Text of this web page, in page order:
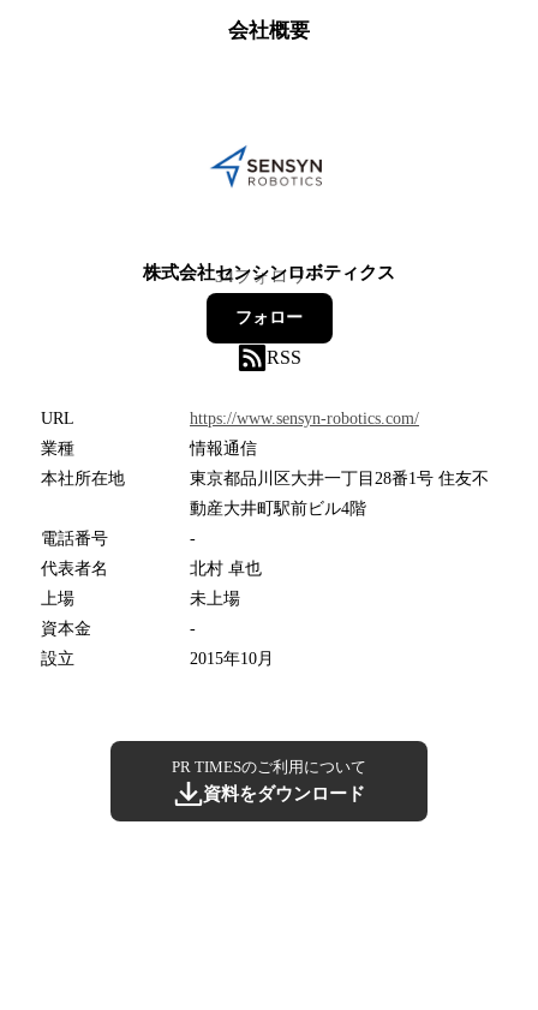
会社概要
株式会社センシンロボティクス
34フォロワー
フォロー
RSS
URL
https://www.sensyn-robotics.com/
業種
情報通信
本社所在地
東京都品川区大井一丁目28番1号 住友不
動産大井町駅前ビル4階
電話番号
-
代表者名
北村 卓也
上場
未上場
資本金
-
設立
2015年10月
PR TIMESのご利用について
資料をダウンロード